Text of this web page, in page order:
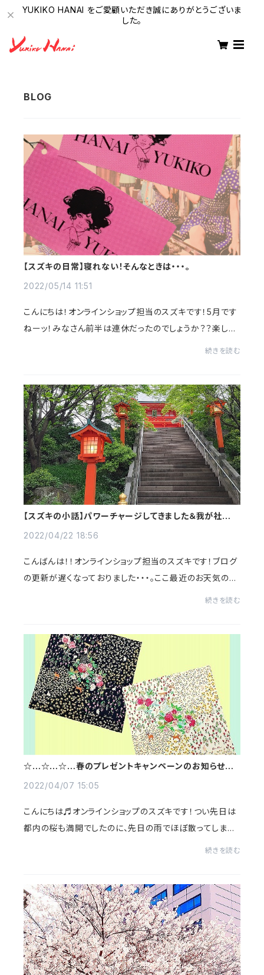
YUKIKO HANAI をご愛顧いただき誠にありがとうございま
した。
【スズキの日常】寝れない！そんなときは・・・。
2022/05/14 11:51
こんにちは！オンラインショップ担当のスズキです！5月です
ねーッ！みなさん前半は連休だったのでしょうか？？楽しく
続きを読む
【スズキの小話】パワーチャージしてきました＆我が社の自
2022/04/22 18:56
こんばんは！！オンラインショップ担当のスズキです！ブログ
の更新が遅くなっておりました・・・。ここ最近のお天気のせ
続きを読む
☆…☆…☆…春のプレゼントキャンペーンのお知らせ
2022/04/07 15:05
こんにちは♬オンラインショップのスズキです！つい先日は
都内の桜も満開でしたのに、先日の雨でほぼ散ってしまい
続きを読む